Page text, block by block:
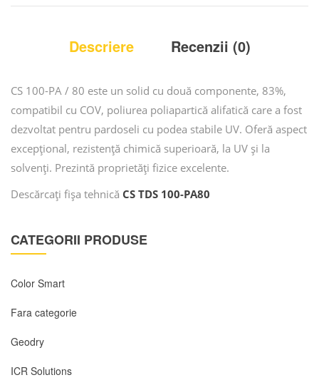
Descriere Recenzii (0)
CS 100-PA / 80 este un solid cu două componente, 83%,
compatibil cu COV, poliurea poliapartică alifatică care a fost
dezvoltat pentru pardoseli cu podea stabile UV. Oferă aspect
excepțional, rezistență chimică superioară, la UV și la
solvenți. Prezintă proprietăți fizice excelente.
Descărcați fișa tehnică CS TDS 100-PA80
CATEGORII PRODUSE
Color Smart
Fara categorie
Geodry
ICR Solutions